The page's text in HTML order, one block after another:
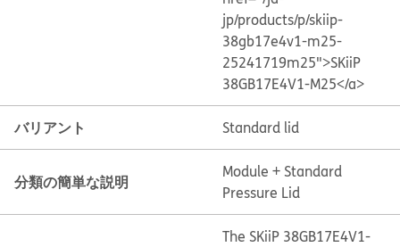
jp/products/p/skiip-
38gb17e4v1-m25-
25241719m25">SKiiP
38GB17E4V1-M25</a>
バリアント Standard lid
分類の簡単な説明
Module + Standard
Pressure Lid
The SKiiP 38GB17E4V1-